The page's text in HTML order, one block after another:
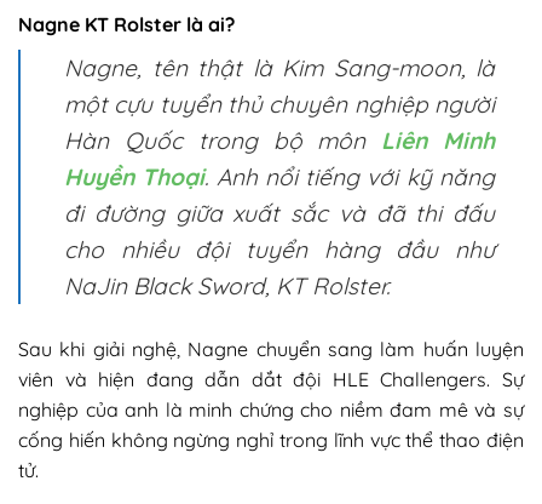
Nagne KT Rolster là ai?​
Nagne, tên thật là Kim Sang-moon, là
một cựu tuyển thủ chuyên nghiệp người
Hàn Quốc trong bộ môn Liên Minh
Huyền Thoại. Anh nổi tiếng với kỹ năng
đi đường giữa xuất sắc và đã thi đấu
cho nhiều đội tuyển hàng đầu như
NaJin Black Sword, KT Rolster.
Sau khi giải nghệ, Nagne chuyển sang làm huấn luyện
viên và hiện đang dẫn dắt đội HLE Challengers. Sự
nghiệp của anh là minh chứng cho niềm đam mê và sự
cống hiến không ngừng nghỉ trong lĩnh vực thể thao điện
tử.​